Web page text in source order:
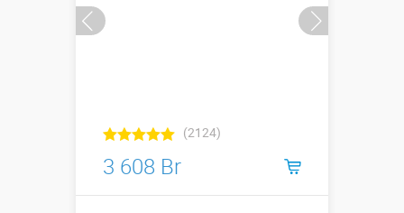
(2124)
3 608 Br